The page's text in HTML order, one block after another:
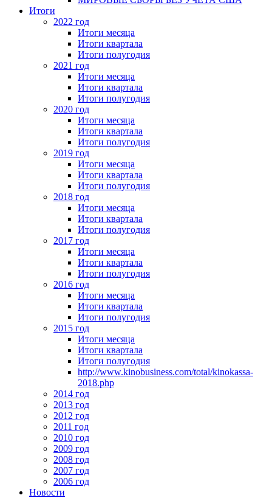
Итоги
2022 год
Итоги месяца
Итоги квартала
Итоги полугодия
2021 год
Итоги месяца
Итоги квартала
Итоги полугодия
2020 год
Итоги месяца
Итоги квартала
Итоги полугодия
2019 год
Итоги месяца
Итоги квартала
Итоги полугодия
2018 год
Итоги месяца
Итоги квартала
Итоги полугодия
2017 год
Итоги месяца
Итоги квартала
Итоги полугодия
2016 год
Итоги месяца
Итоги квартала
Итоги полугодия
2015 год
Итоги месяца
Итоги квартала
Итоги полугодия
http://www.kinobusiness.com/total/kinokassa-
2018.php
2014 год
2013 год
2012 год
2011 год
2010 год
2009 год
2008 год
2007 год
2006 год
Новости